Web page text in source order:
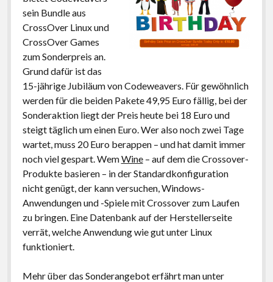
Datenschutzerklärung
twitterinstagram
youtubetwitch
sein Bundle aus
CrossOver Linux und
CrossOver Games
zum Sonderpreis an.
Grund dafür ist das
15-jährige Jubiläum von Codeweavers. Für gewöhnlich
werden für die beiden Pakete 49,95 Euro fällig, bei der
Sonderaktion liegt der Preis heute bei 18 Euro und
steigt täglich um einen Euro. Wer also noch zwei Tage
wartet, muss 20 Euro berappen – und hat damit immer
noch viel gespart. WemWine– auf dem die Crossover-
Produkte basieren – in der Standardkonfiguration
nicht genügt, der kann versuchen, Windows-
Anwendungen und -Spiele mit Crossover zum Laufen
zu bringen. Eine Datenbank auf der Herstellerseite
verrät, welche Anwendung wie gut unter Linux
funktioniert.
Mehr über das Sonderangebot erfährt man unter